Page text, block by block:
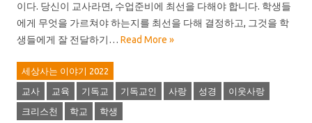
이다. 당신이 교사라면, 수업준비에 최선을 다해야 합니다. 학생들
에게 무엇을 가르쳐야 하는지를 최선을 다해 결정하고, 그것을 학
생들에게 잘 전달하기… Read More »
세상사는 이야기 2022
교사 교육 기독교 기독교인 사랑 성경 이웃사랑
크리스천 학교 학생